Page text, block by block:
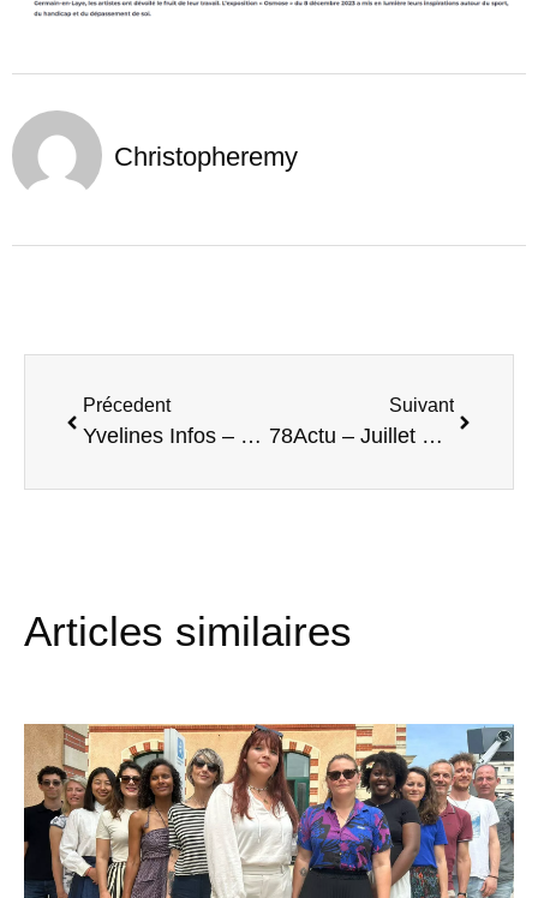
Christopheremy
Précedent
Yvelines Infos – Juillet 2023
Suivant
78Actu – Juillet 2024
Articles similaires